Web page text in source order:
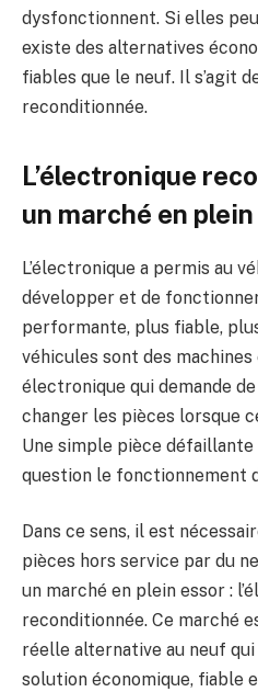
dysfonctionnent. Si elles
existe des alternatives
fiables que le neuf. Il s’agit
reconditionnée.
L’électronique
un marché en
L’électronique a permis au
développer et de
performante, plus fiable,
véhicules sont des
électronique qui demande
changer les pièces lorsque
Une simple pièce
question le fonctionnement
Dans ce sens, il est
pièces hors service par du
un marché en plein essor :
reconditionnée. Ce marché
réelle alternative au neuf qui
solution économique, fiable